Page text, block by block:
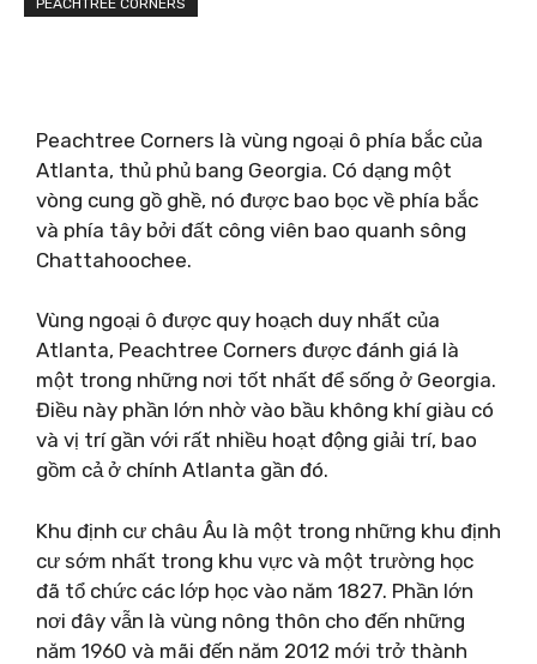
PEACHTREE CORNERS
Peachtree Corners là vùng ngoại ô phía bắc của
Atlanta, thủ phủ bang Georgia. Có dạng một
vòng cung gồ ghề, nó được bao bọc về phía bắc
và phía tây bởi đất công viên bao quanh sông
Chattahoochee.
Vùng ngoại ô được quy hoạch duy nhất của
Atlanta, Peachtree Corners được đánh giá là
một trong những nơi tốt nhất để sống ở Georgia.
Điều này phần lớn nhờ vào bầu không khí giàu có
và vị trí gần với rất nhiều hoạt động giải trí, bao
gồm cả ở chính Atlanta gần đó.
Khu định cư châu Âu là một trong những khu định
cư sớm nhất trong khu vực và một trường học
đã tổ chức các lớp học vào năm 1827. Phần lớn
nơi đây vẫn là vùng nông thôn cho đến những
năm 1960 và mãi đến năm 2012 mới trở thành